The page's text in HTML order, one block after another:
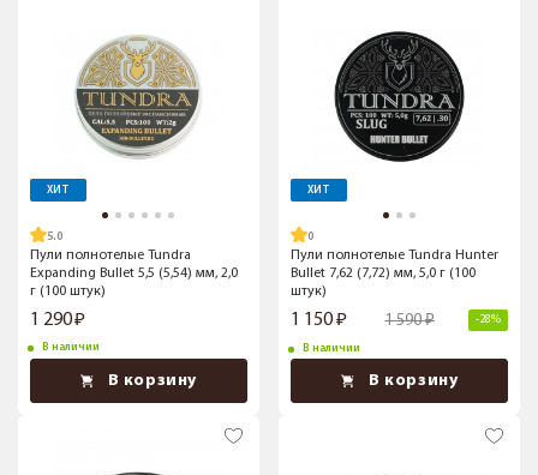
ХИТ
5.0
Пули полнотелые Tundra
Expanding Bullet 5,5 (5,54) мм, 2,0
г (100 штук)
1 290
В наличии
В корзину
ХИТ
Пули полнотелые Tundra Hunter
Bullet 7,62 (7,72) мм, 5,0 г (100
штук)
1 150 1 590 -28%
В наличии
В корзину